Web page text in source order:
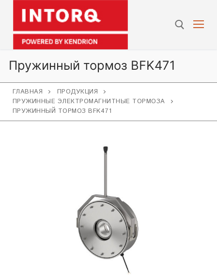
Перейти
содержимому
Пружинный тормоз BFK471
ГЛАВНАЯ
ПРОДУКЦИЯ
ПРУЖИННЫЕ ЭЛЕКТРОМАГНИТНЫЕ ТОРМОЗА
ПРУЖИННЫЙ ТОРМОЗ BFK471